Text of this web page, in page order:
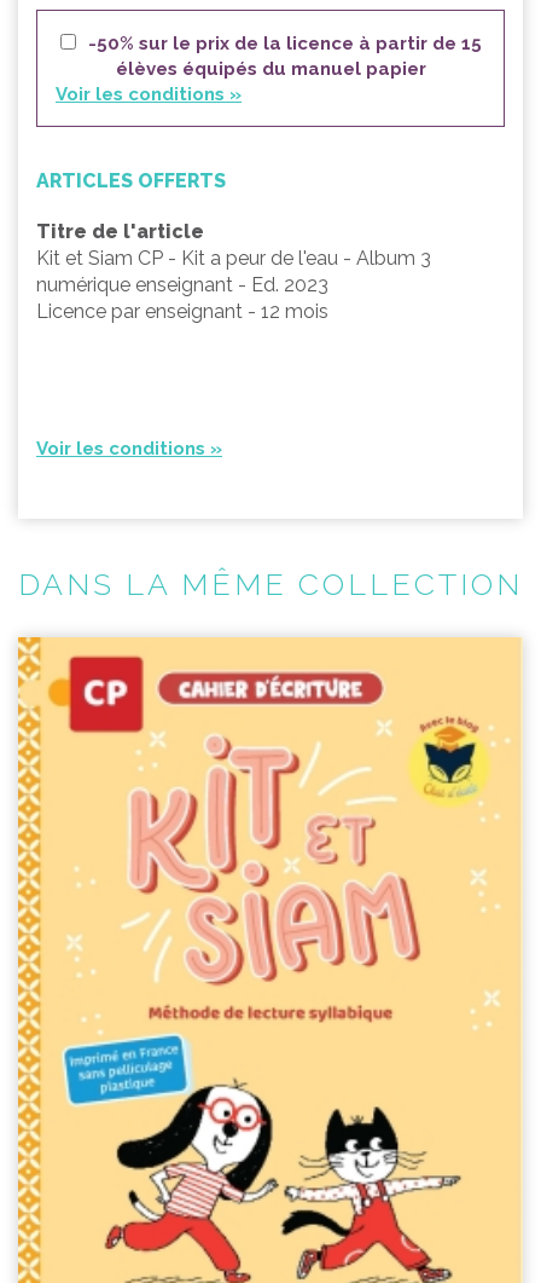
-50% sur le prix de la licence à partir de 15
élèves équipés du manuel papier
Voir les conditions »
ARTICLES OFFERTS
Titre de l'article
Kit et Siam CP - Kit a peur de l'eau - Album 3
numérique enseignant - Ed. 2023
Licence par enseignant - 12 mois
Voir les conditions »
DANS LA MÊME COLLECTION